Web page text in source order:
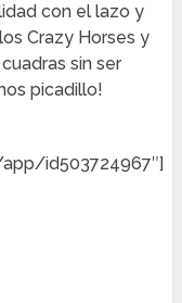
con el lazo y
Crazy Horses y
sin ser
picadillo!
id503724967″]